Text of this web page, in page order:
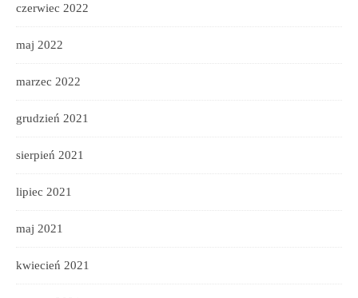
czerwiec 2022
maj 2022
marzec 2022
grudzień 2021
sierpień 2021
lipiec 2021
maj 2021
kwiecień 2021